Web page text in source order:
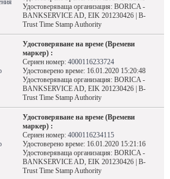
Удостоверяваща организация: BORICA -
BANKSERVICE AD, EIK 201230426 | B-
Trust Time Stamp Authority
Удостоверяване на време (Времеви
маркер) :
Сериен номер: 4000116233724
Удостоверено време: 16.01.2020 15:20:48
Удостоверяваща организация: BORICA -
BANKSERVICE AD, EIK 201230426 | B-
Trust Time Stamp Authority
Удостоверяване на време (Времеви
маркер) :
Сериен номер: 4000116234115
Удостоверено време: 16.01.2020 15:21:16
Удостоверяваща организация: BORICA -
BANKSERVICE AD, EIK 201230426 | B-
Trust Time Stamp Authority